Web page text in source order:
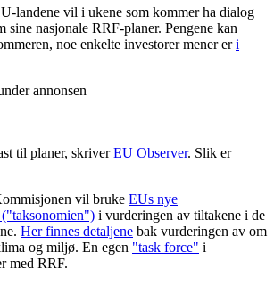
landene vil i ukene som kommer ha dialog
sine nasjonale RRF-planer. Pengene kan
noe enkelte investorer mener eri
annonsen
til planer, skriverEU Observer. Slik er
vil bruke EUs nye
("taksonomien") i vurderingen av tiltakene i de
Her finnes detaljene bak vurderingen av om
og miljø. En egen "task force" i
med RRF.